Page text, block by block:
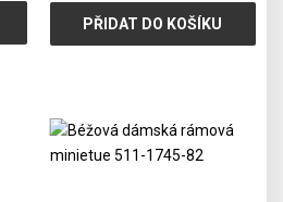
PŘIDAT DO KOŠÍKU